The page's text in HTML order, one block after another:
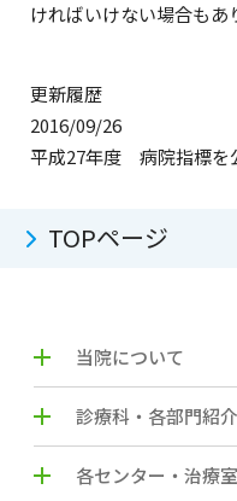
ければいけない場合もあ
更新履歴
2016/09/26
平成27年度 病院指標を
TOPページ
当院について
診療科・各部門紹介
各センター・治療